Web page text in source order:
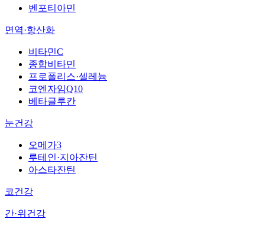
벤포티아민
면역·항산화
비타민C
종합비타민
프로폴리스·셀레늄
코엔자임Q10
베타글루칸
눈건강
오메가3
루테인·지아잔틴
아스타잔틴
코건강
간·위건강